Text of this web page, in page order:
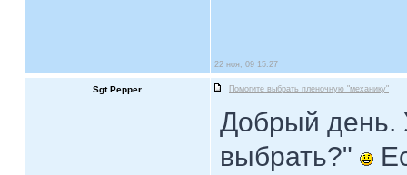
22 ноя, 09 15:27
Sgt.Pepper Помогите выбрать пленочную "механику"
Добрый день.
выбрать?"